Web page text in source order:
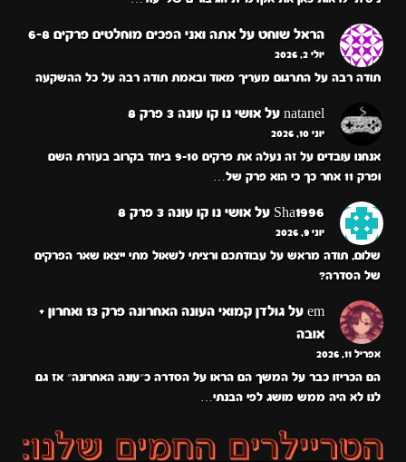
הראל שוחט על אתה ואני הפכים מוחלטים פרקים 6-8
יולי 2, 2026
תודה רבה על התרגום מעריך מאוד ובאמת תודה רבה על כל ההשקעה
natanel על אושי נו קו עונה 3 פרק 8
יוני 10, 2026
אנחנו עובדים על זה נעלה את פרקים 9-10 ביחד בקרוב בעזרת השם
ופרק 11 אחר כך כי הוא פרק של…
Sha1996 על אושי נו קו עונה 3 פרק 8
יוני 9, 2026
שלום, תודה מראש על עבודתכם ורציתי לשאול מתי ייצאו שאר הפרקים
של הסדרה?
em על
גולדן קמואי העונה האחרונה פרק 13 ואחרון +
אובה
אפריל 11, 2026
הם הכריזו כבר על המשך הם הראו על הסדרה כ״עונה האחרונה״ אז גם
לנו לא היה ממש מושג לפי הבנתי…